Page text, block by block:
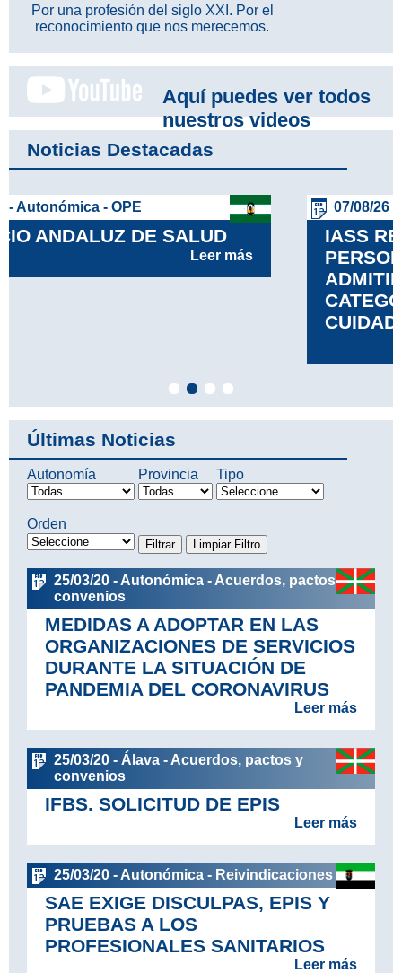
Por una profesión del siglo XXI. Por el
reconocimiento que nos merecemos.
Aquí puedes ver todos
nuestros videos
Noticias Destacadas
07/08/26 - Autonómica - OPE
IASS RELACIÓN DEFINITIVA DE
PERSONAS ASPIRANTES
ADMITIDAS Y EXCLUIDAS
Últimas Noticias
Autonomía Provincia Tipo
Orden
25/03/20 - Autonómica - Acuerdos, pactos y
convenios
MEDIDAS A ADOPTAR EN LAS
ORGANIZACIONES DE SERVICIOS
DURANTE LA SITUACIÓN DE
PANDEMIA DEL CORONAVIRUS
Leer más
25/03/20 - Álava - Acuerdos, pactos y
convenios
IFBS. SOLICITUD DE EPIS
Leer más
25/03/20 - Autonómica - Reivindicaciones
SAE EXIGE DISCULPAS, EPIS Y
PRUEBAS A LOS
PROFESIONALES SANITARIOS
Leer más